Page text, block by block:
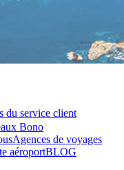
du service client
Bono
Agences de voyages
aéroportBLOG